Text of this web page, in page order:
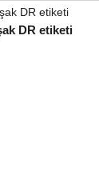
DR etiketi